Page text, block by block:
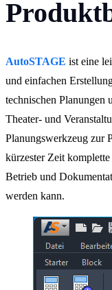
AutoSTAGE ist eine
und einfachen
technischen Planungen
Theater- und
Planungswerkzeug zur
kürzester Zeit
Betrieb und
werden kann.